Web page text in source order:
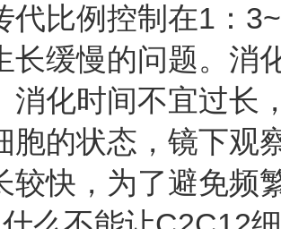
代比例控制在1：
长缓慢的问题。消
消化时间不宜过长
胞的状态，镜下观
较快，为了避免频